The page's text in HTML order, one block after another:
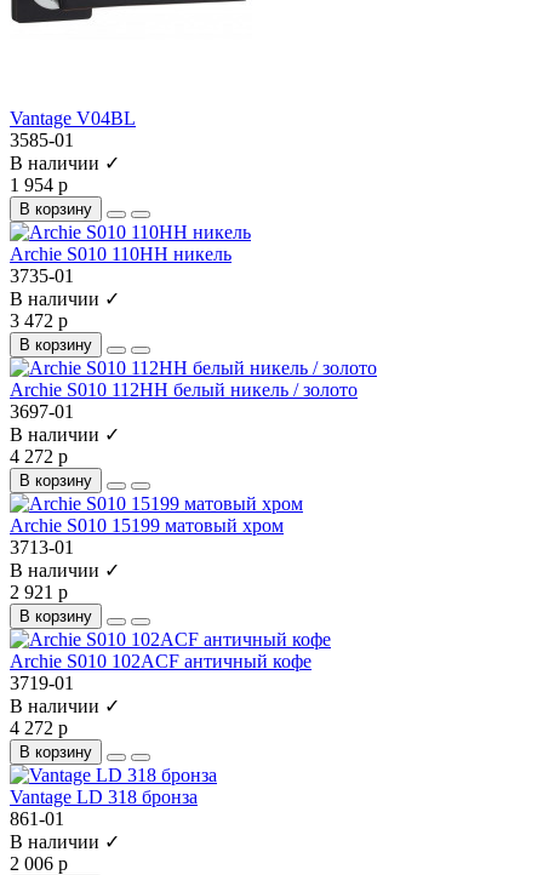
Vantage V04BL
3585-01
В наличии ✓
1 954 р
В корзину
Archie S010 110HH никель
3735-01
В наличии ✓
3 472 р
В корзину
Archie S010 112HH белый никель / золото
3697-01
В наличии ✓
4 272 р
В корзину
Archie S010 15199 матовый хром
3713-01
В наличии ✓
2 921 р
В корзину
Archie S010 102ACF античный кофе
3719-01
В наличии ✓
4 272 р
В корзину
Vantage LD 318 бронза
861-01
В наличии ✓
2 006 р